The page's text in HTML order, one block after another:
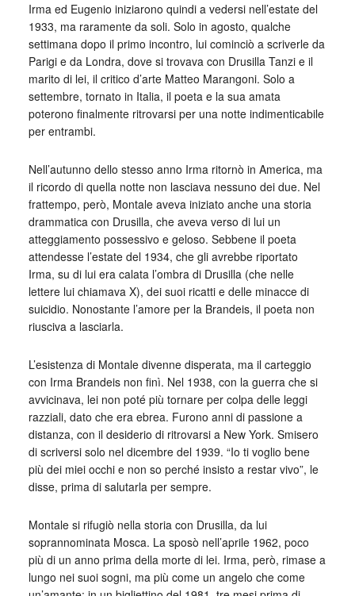
Irma ed Eugenio iniziarono quindi a vedersi nell’estate del
1933, ma raramente da soli. Solo in agosto, qualche
settimana dopo il primo incontro, lui cominciò a scriverle da
Parigi e da Londra, dove si trovava con Drusilla Tanzi e il
marito di lei, il critico d’arte Matteo Marangoni. Solo a
settembre, tornato in Italia, il poeta e la sua amata
poterono finalmente ritrovarsi per una notte indimenticabile
per entrambi.
Nell’autunno dello stesso anno Irma ritornò in America, ma
il ricordo di quella notte non lasciava nessuno dei due. Nel
frattempo, però, Montale aveva iniziato anche una storia
drammatica con Drusilla, che aveva verso di lui un
atteggiamento possessivo e geloso. Sebbene il poeta
attendesse l’estate del 1934, che gli avrebbe riportato
Irma, su di lui era calata l’ombra di Drusilla (che nelle
lettere lui chiamava X), dei suoi ricatti e delle minacce di
suicidio. Nonostante l’amore per la Brandeis, il poeta non
riusciva a lasciarla.
L’esistenza di Montale divenne disperata, ma il carteggio
con Irma Brandeis non finì. Nel 1938, con la guerra che si
avvicinava, lei non poté più tornare per colpa delle leggi
razziali, dato che era ebrea. Furono anni di passione a
distanza, con il desiderio di ritrovarsi a New York. Smisero
di scriversi solo nel dicembre del 1939. “Io ti voglio bene
più dei miei occhi e non so perché insisto a restar vivo”, le
disse, prima di salutarla per sempre.
Montale si rifugiò nella storia con Drusilla, da lui
soprannominata Mosca. La sposò nell’aprile 1962, poco
più di un anno prima della morte di lei. Irma, però, rimase a
lungo nei suoi sogni, ma più come un angelo che come